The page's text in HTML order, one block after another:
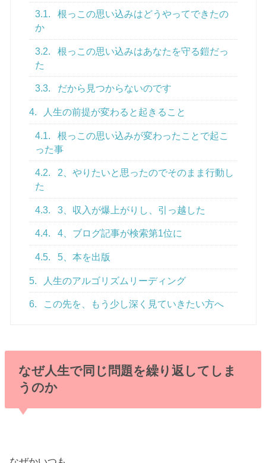
3.1.
根っこの思い込みはどうやってできたの
か
3.2.
根っこの思い込みはあなたを守る鎧だっ
た
3.3. だから見つからないのです
4. 人生の前提が変わると起きること
4.1.
根っこの思い込みが変わったことで起こ
った事
4.2.
2、やりたいと思ったのでそのまま行動し
た
4.3. 3、収入が爆上がりし、引っ越した
4.4. 4、ブログ記事が検索第1位に
4.5. 5、本を出版
5. 人生のアルゴリズムリーディング
6. この先を、もう少し深く見ていきたい方へ
なぜ人生で同じ問題を繰り返してしま
うのか